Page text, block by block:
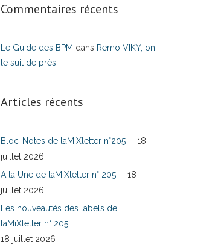
Commentaires récents
Le Guide des BPM dans Remo VIKY, on
le suit de près
Articles récents
Bloc-Notes de laMiXletter n°205
18
juillet 2026
A la Une de laMiXletter n° 205
18
juillet 2026
Les nouveautés des labels de
laMiXletter n° 205
18 juillet 2026